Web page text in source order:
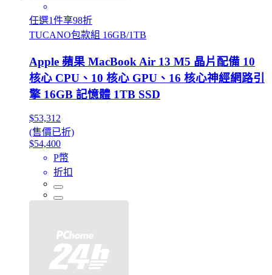
任選1件享98折
TUCANO包款組 16GB/1TB
Apple 蘋果 MacBook Air 13 M5 晶片配備 10
核心 CPU、10 核心 GPU、16 核心神經網路引
擎 16GB 記憶體 1TB SSD
$53,312
(售價已折)
$54,400
P幣
折扣